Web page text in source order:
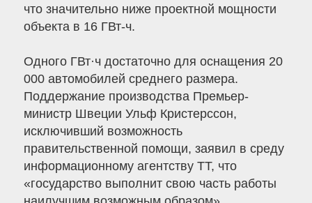
что значительно ниже проектной мощности
объекта в 16 ГВт-ч.
Одного ГВт·ч достаточно для оснащения 20
000 автомобилей среднего размера.
Поддержание производства Премьер-
министр Швеции Ульф Кристерссон,
исключивший возможность
правительственной помощи, заявил в среду
информационному агентству TT, что
«государство выполнит свою часть работы